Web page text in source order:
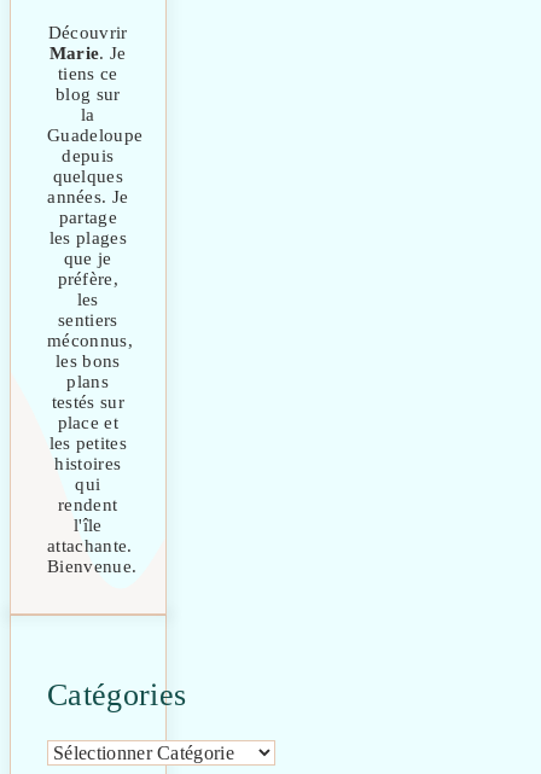
Découvrir
Marie. Je
tiens ce
blog sur
la
Guadeloupe
depuis
quelques
années. Je
partage
les plages
que je
préfère,
les
sentiers
méconnus,
les bons
plans
testés sur
place et
les petites
histoires
qui
rendent
l'île
attachante.
Bienvenue.
Catégories
Catégories